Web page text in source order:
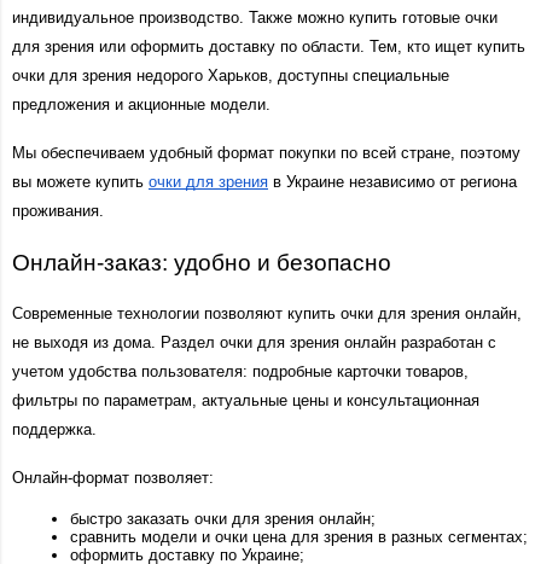
индивидуальное производство. Также можно купить готовые очки
для зрения или оформить доставку по области. Тем, кто ищет купить
очки для зрения недорого Харьков, доступны специальные
предложения и акционные модели.
Мы обеспечиваем удобный формат покупки по всей стране, поэтому
вы можете купить очки для зрения в Украине независимо от региона
проживания.
Онлайн-заказ: удобно и безопасно
Современные технологии позволяют купить очки для зрения онлайн,
не выходя из дома. Раздел очки для зрения онлайн разработан с
учетом удобства пользователя: подробные карточки товаров,
фильтры по параметрам, актуальные цены и консультационная
поддержка.
Онлайн-формат позволяет:
быстро заказать очки для зрения онлайн;
сравнить модели и очки цена для зрения в разных сегментах;
оформить доставку по Украине;